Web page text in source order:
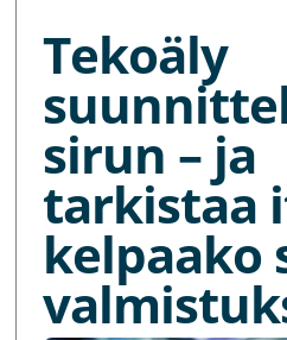
Tekoäly
sirun – ja
tarkistaa
kelpaako